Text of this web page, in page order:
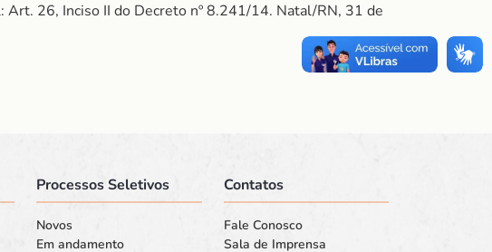
26, Inciso II do Decreto nº 8.241/14. Natal/RN, 31 de
Processos Seletivos
Novos
Em andamento
Contatos
Fale Conosco
Sala de Imprensa